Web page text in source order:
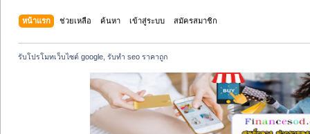
หน้าแรก ช่วยเหลือ ค้นหา เข้าสู่ระบบ สมัครสมาชิก
รับโปรโมทเว็บไซต์ google, รับทำ seo ราคาถูก